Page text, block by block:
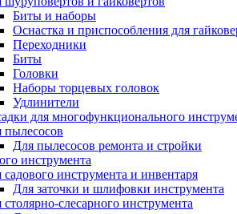
Биты и наборы
Оснастка и приспособления для
Переходники
Биты
Головки
Наборы торцевых головок
Удлинители
для многофункционального
пылесосов
Для пылесосов ремонта и стройки
инструмента
садового инструмента и инвентаря
Для заточки и шлифовки инструмента
столярно-слесарного инструмента